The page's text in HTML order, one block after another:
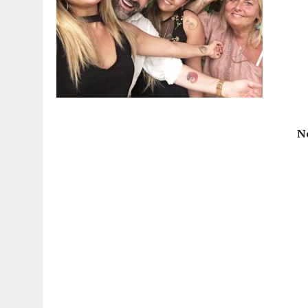
15 DICEMBRE 2025 | PANETTONI, TORRONE E CONTRO-PANETTONE:
11 DICEMBRE 2025 | LA GUIDA FLOS OLEI INCORONA I “MAGNIFICI 7”
11 DICEMBRE 2025
DANTE ALIGHIERI E L’USO DI PAPAVERINA: ECCO
10 DICEMBRE 2025 | MONTESCUDO, AL TEATRO ROSASPINA PRIMA
6 DICEMBRE 2025
CATTOLICA, I FRATELLI RAUCCI CONFERMANO LA